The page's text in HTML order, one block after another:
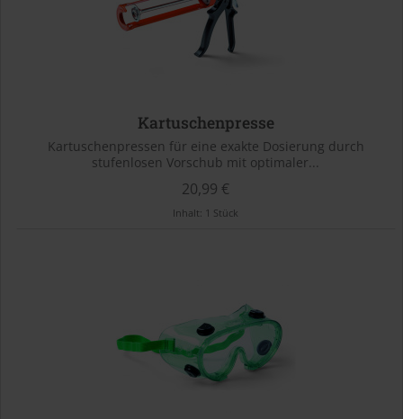
Kartuschenpresse
Kartuschenpressen für eine exakte Dosierung durch
stufenlosen Vorschub mit optimaler...
20,99 €
Inhalt: 1 Stück